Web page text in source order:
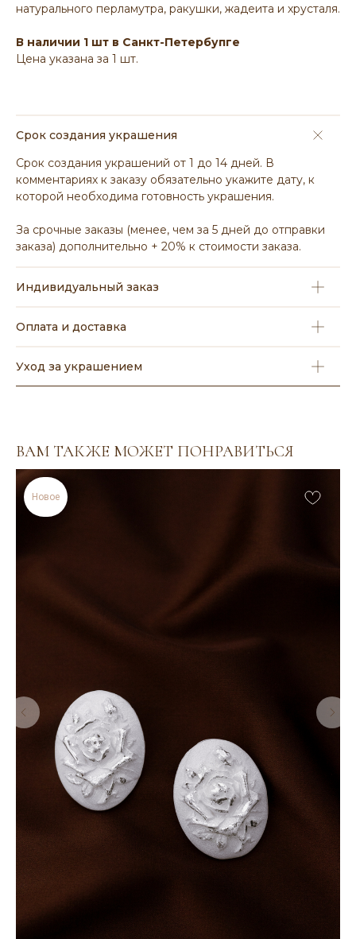
натурального перламутра, ракушки, жадеита и хрусталя.
В наличии 1 шт в Санкт-Петербупге
Цена указана за 1 шт.
Срок создания украшения
Срок создания украшений от 1 до 14 дней. В
комментариях к заказу обязательно укажите дату, к
которой необходима готовность украшения.
За срочные заказы (менее, чем за 5 дней до отправки
заказа) дополнительно + 20% к стоимости заказа.
Индивидуальный заказ
Оплата и доставка
Уход за украшением
ВАМ ТАКЖЕ МОЖЕТ ПОНРАВИТЬСЯ
Новое
Венуться в каталог